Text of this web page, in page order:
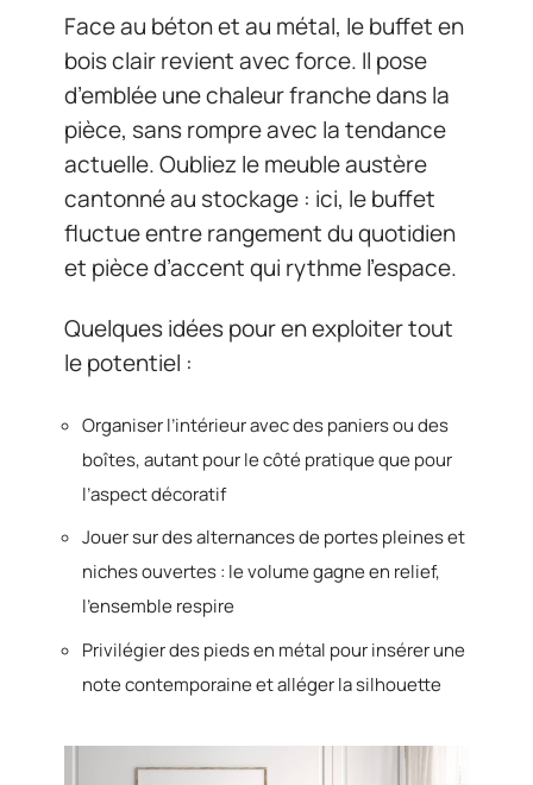
Face au béton et au métal, le buffet en
bois clair revient avec force. Il pose
d’emblée une chaleur franche dans la
pièce, sans rompre avec la tendance
actuelle. Oubliez le meuble austère
cantonné au stockage : ici, le buffet
fluctue entre rangement du quotidien
et pièce d’accent qui rythme l’espace.
Quelques idées pour en exploiter tout
le potentiel :
Organiser l’intérieur avec des paniers ou des
boîtes, autant pour le côté pratique que pour
l’aspect décoratif
Jouer sur des alternances de portes pleines et
niches ouvertes : le volume gagne en relief,
l’ensemble respire
Privilégier des pieds en métal pour insérer une
note contemporaine et alléger la silhouette